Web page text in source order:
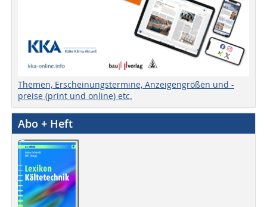
Themen, Erscheinungstermine, Anzeigengrößen und -
preise (print und online) etc.
Abo + Heft